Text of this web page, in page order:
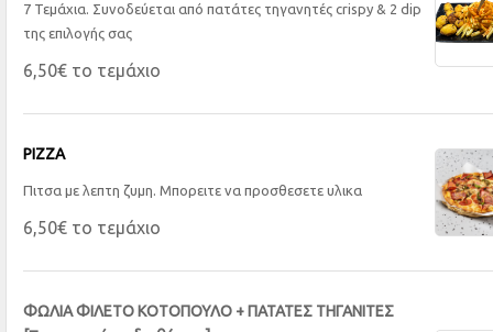
7 Τεμάχια. Συνοδεύεται από πατάτες τηγανητές crispy & 2 dip
της επιλογής σας
6,50€ το τεμάχιο
PIZZA
Πιτσα με λεπτη ζυμη. Μπορειτε να προσθεσετε υλικα
6,50€ το τεμάχιο
ΦΩΛΙΑ ΦΙΛΕΤΟ ΚΟΤΟΠΟΥΛΟ + ΠΑΤΑΤΕΣ ΤΗΓΑΝΙΤΕΣ